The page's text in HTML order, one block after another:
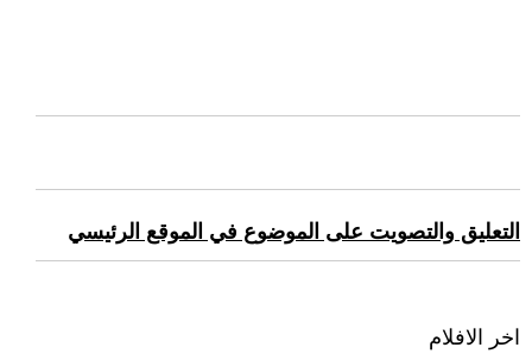
التعليق والتصويت على الموضوع في الموقع الرئيسي
اخر الافلام